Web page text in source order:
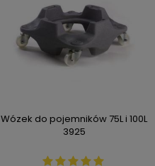
Wózek do pojemników 75L i 100L
3925